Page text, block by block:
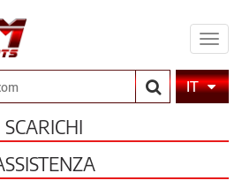
il
CercaIT
SCARICHI